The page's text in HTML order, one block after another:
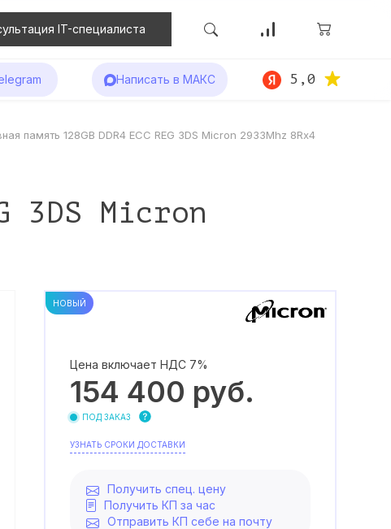
IT-специалиста
Написать в МАКС 5,0
память 128GB DDR4 ECC REG 3DS Micron 2933Mhz 8Rx4
3DS Micron
НОВЫЙ
Цена включает НДС 7%
154 400 руб.
ПОД ЗАКАЗ
УЗНАТЬ СРОКИ ДОСТАВКИ
Получить спец. цену
Получить КП за час
Отправить КП себе на почту